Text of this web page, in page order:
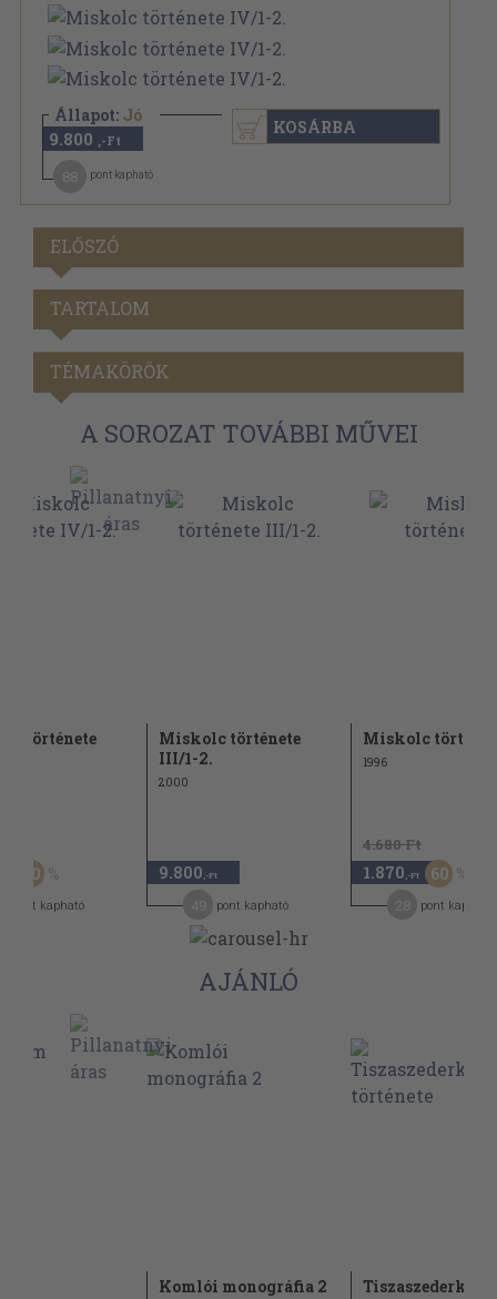
Állapot: Jó
9.800 ,-Ft
pont kapható
KOSÁRBA
ELŐSZÓ
TARTALOM
TÉMAKÖRÖK
A SOROZAT TOVÁBBI MŰVEI
története
30
pont kapható
Miskolc története
III/1-2.
2000
9.800 ,-Ft
pont kapható
Miskolc
1996
4.680 Ft
1.870 ,-Ft 60
pont kapható
AJÁNLÓ
Komlói monográfia 2
Tiszaszederkény